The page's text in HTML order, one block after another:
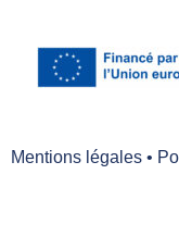
Mentions légales •